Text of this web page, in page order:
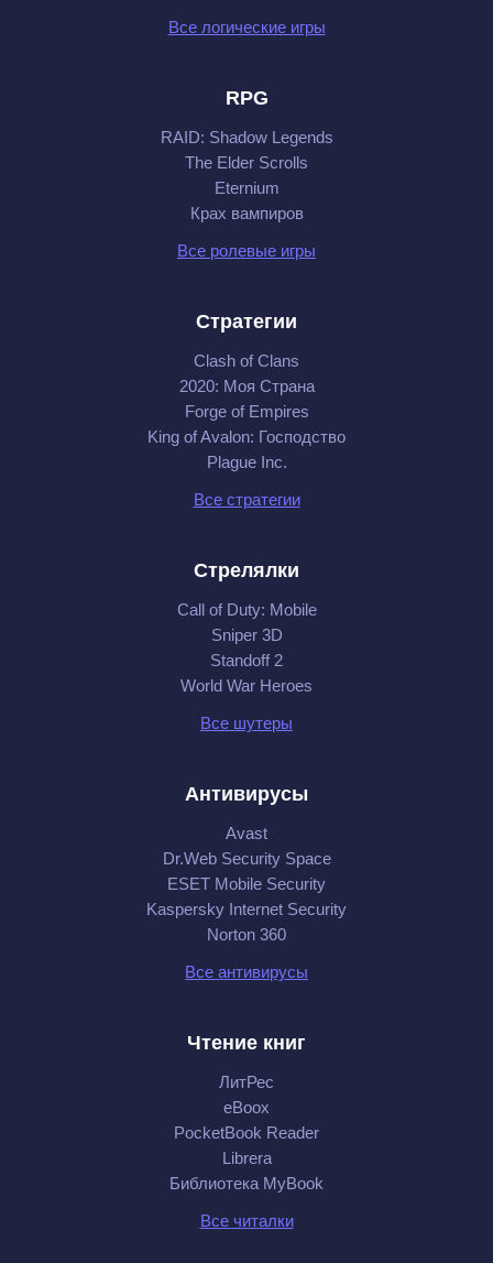
Все логические игры
RPG
RAID: Shadow Legends
The Elder Scrolls
Eternium
Крах вампиров
Все ролевые игры
Стратегии
Clash of Clans
2020: Моя Cтрана
Forge of Empires
King of Avalon: Господство
Plague Inc.
Все стратегии
Стрелялки
Call of Duty: Mobile
Sniper 3D
Standoff 2
World War Heroes
Все шутеры
Антивирусы
Avast
Dr.Web Security Space
ESET Mobile Security
Kaspersky Internet Security
Norton 360
Все антивирусы
Чтение книг
ЛитРес
eBoox
PocketBook Reader
Librera
Библиотека MyBook
Все читалки